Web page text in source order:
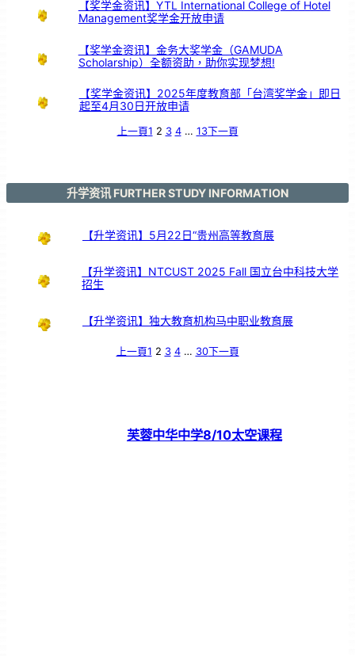
【奖学金资讯】YTL International College of Hotel
Management奖学金开放申请
【奖学金资讯】金务大奖学金（GAMUDA
Scholarship）全额资助，助你实现梦想!
【奖学金资讯】2025年度教育部「台湾奖学金」即日
起至4月30日开放申请
上一頁1 2 3 4 … 13下一頁
升学资讯 FURTHER STUDY INFORMATION
【升学资讯】5月22日“贵州高等教育展
【升学资讯】NTCUST 2025 Fall 国立台中科技大学
招生
【升学资讯】独大教育机构马中职业教育展
上一頁1 2 3 4 … 30下一頁
芙蓉中华中学8/10太空课程